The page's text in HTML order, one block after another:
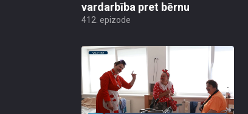
vardarbība pret bērnu
412. epizode